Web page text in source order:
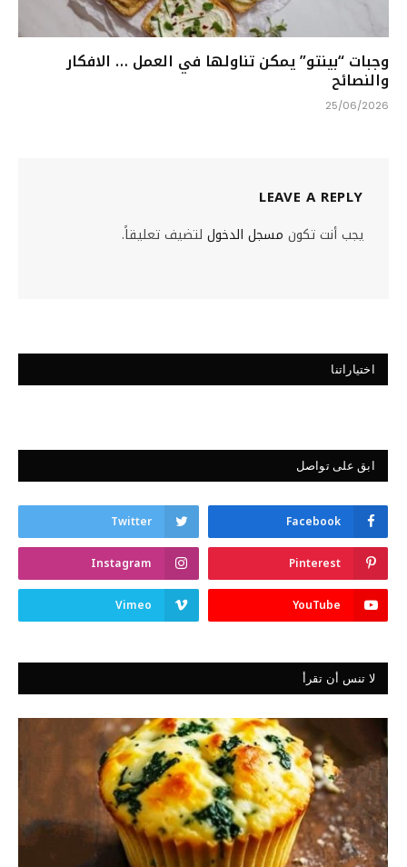
وجبات “بينتو” يمكن تناولها في العمل … الافكار
والنصائح
25/06/2026
LEAVE A REPLY
يجب أنت تكون مسجل الدخول لتضيف تعليقاً.
اختياراتنا
ابق على تواصل
Facebook
Twitter
Pinterest
Instagram
YouTube
Vimeo
لا تنس أن تقرأ